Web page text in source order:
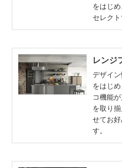
をはじ
セレクト
レンジ
デザイ
をはじ
コ機能
を取り
せてお
す。